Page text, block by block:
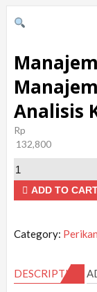
Analisis
Rp
132,800
Manajemen
Bisnis
Perikanan;
Stratejik
Analisis
ADD TO
Category:
DESCRIPTION